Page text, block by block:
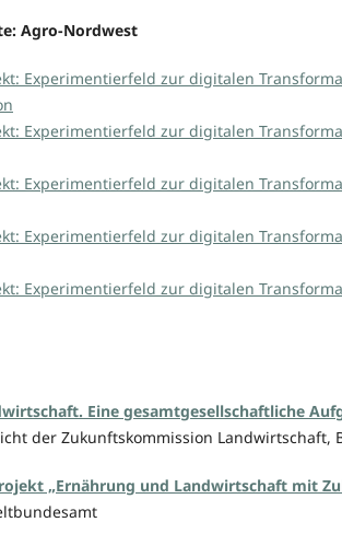
Agro-Nordwest
Experimentierfeld zur digitalen
Experimentierfeld zur digitalen
Experimentierfeld zur digitalen
Experimentierfeld zur digitalen
Experimentierfeld zur digitalen
Eine gesamtgesellschaftliche
der Zukunftskommission Landwirtschaft,
„Ernährung und Landwirtschaft mit